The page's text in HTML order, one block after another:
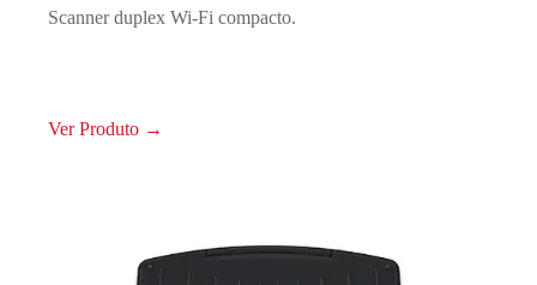
Scanner duplex Wi-Fi compacto.
Ver Produto →